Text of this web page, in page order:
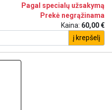
Pagal specialų užsakymą
Prekė negrąžinama
Kaina: 60,00 €
į krepšelį